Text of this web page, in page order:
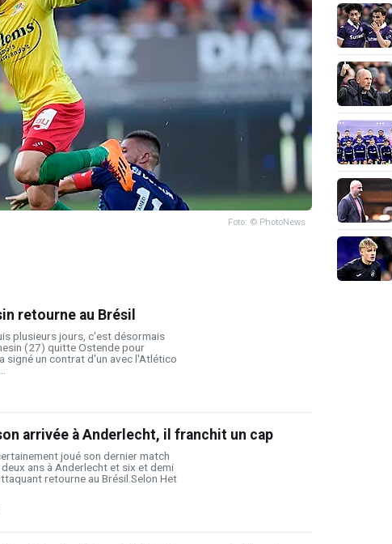
Foto: © PhotoNews
retourne au Brésil
plusieurs jours, c'est désormais
(27) quitte Ostende pour
signé un contrat d'un avec l'Atlético
arrivée à Anderlecht, il franchit un cap
joué son dernier match
ans à Anderlecht et six et demi
retourne au Brésil.Selon Het